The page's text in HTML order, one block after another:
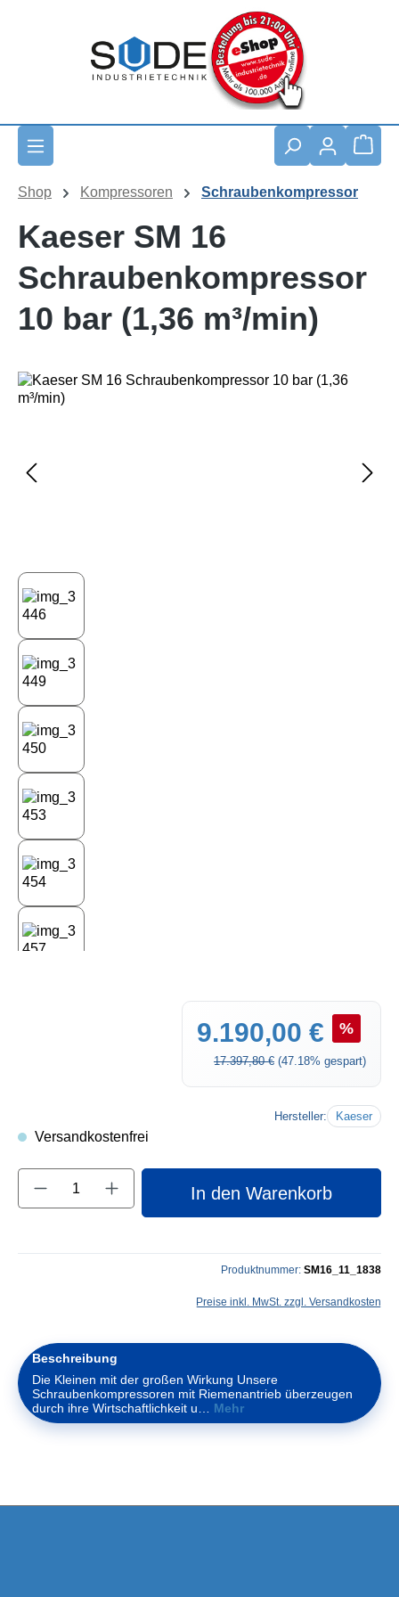
Shop Kompressoren Schraubenkompressor
Kaeser SM 16
Schraubenkompressor
10 bar (1,36 m³/min)
Bildergalerie überspringen
Verkaufspreis:
9.190,00 € %
Regulärer Preis:
17.397,80 € (47.18% gespart)
Hersteller: Kaeser
Versandkostenfrei
Produkt Anzahl: Gib den gewünschten
In den Warenkorb
Produktnummer: SM16_11_1838
Preise inkl. MwSt. zzgl. Versandkosten
Beschreibung
Die Kleinen mit der großen Wirkung Unsere
Schraubenkompressoren mit Riemenantrieb überzeugen
durch ihre Wirtschaftlichkeit u… Mehr